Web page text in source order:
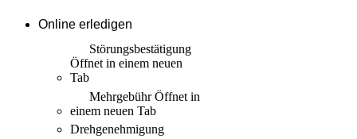
Online erledigen
Störungs­bestätigung
Öffnet in einem neuen
Tab
MehrgebührÖffnet in
einem neuen Tab
Drehgenehmigung